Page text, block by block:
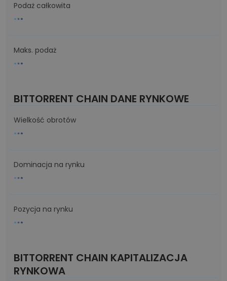
Podaż całkowita
Maks. podaż
BITTORRENT CHAIN DANE RYNKOWE
Wielkość obrotów
Dominacja na rynku
Pozycja na rynku
BITTORRENT CHAIN KAPITALIZACJA
RYNKOWA